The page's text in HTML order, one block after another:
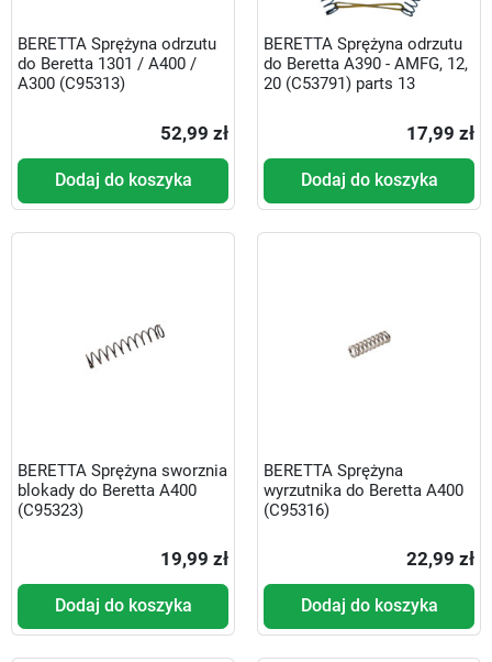
BERETTA Sprężyna odrzutu
do Beretta 1301 / A400 /
A300 (C95313)
52,99 zł
Dodaj do koszyka
BERETTA Sprężyna odrzutu
do Beretta A390 - AMFG, 12,
20 (C53791) parts 13
17,99 zł
Dodaj do koszyka
BERETTA Sprężyna sworznia
blokady do Beretta A400
(C95323)
19,99 zł
Dodaj do koszyka
BERETTA Sprężyna
wyrzutnika do Beretta A400
(C95316)
22,99 zł
Dodaj do koszyka